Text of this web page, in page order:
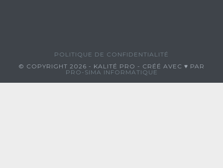
POLITIQUE DE CONFIDENTIALITÉ
© COPYRIGHT 2026 - KALITÉ PRO - CRÉÉ AVEC ♥ PAR
PRO-SIMA INFORMATIQUE